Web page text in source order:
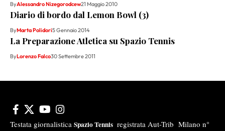
ByAlessandro Nizegorodcew21 Maggio 2010
Diario di bordo dal Lemon Bowl (3)
ByMarta Polidori5 Gennaio 2014
La Preparazione Atletica su Spazio Tennis
ByLorenzo Falco30 Settembre 2011
Testata giornalistica Spazio Tennis registrata Aut-Trib Milano n°